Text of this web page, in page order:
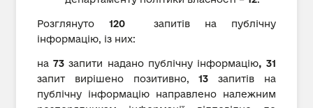
Розглянуто 120запитів на публічну
інформацію, із них:
на73 запити надано публічну інформацію, 31
запит вирішено позитивно,13 запитів на
публічну інформацію направлено належним